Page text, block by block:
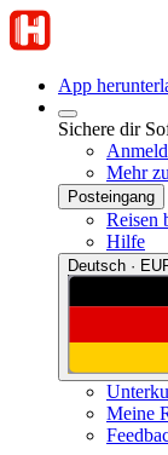
App
Sichere dir
Mehr
Posteingang
Reisen
Hilfe
Deutsch ·
Meine